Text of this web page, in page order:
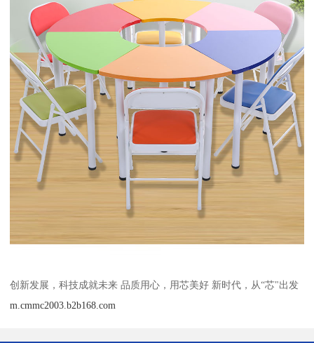
创新发展，科技成就未来 品质用心，用芯美好 新时代，从“芯"出发
m.cmmc2003.b2b168.com